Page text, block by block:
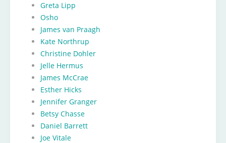
Greta Lipp
Osho
James van Praagh
Kate Northrup
Christine Dohler
Jelle Hermus
James McCrae
Esther Hicks
Jennifer Granger
Betsy Chasse
Daniel Barrett
Joe Vitale